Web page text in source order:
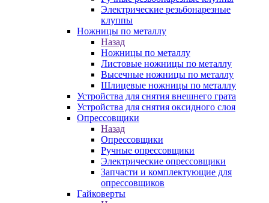
Электрические резьбонарезные
клуппы
Ножницы по металлу
Назад
Ножницы по металлу
Листовые ножницы по металлу
Высечные ножницы по металлу
Шлицевые ножницы по металлу
Устройства для снятия внешнего грата
Устройства для снятия оксидного слоя
Опрессовщики
Назад
Опрессовщики
Ручные опрессовщики
Электрические опрессовщики
Запчасти и комплектующие для
опрессовщиков
Гайковерты